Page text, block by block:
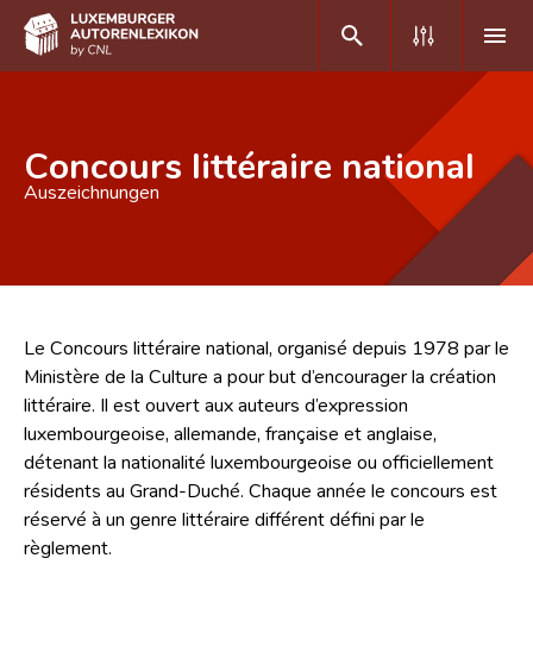
Häufige Fragen und Antworten
CNL
Forschungsgruppe
Kontakt
Concours littéraire national
Auszeichnungen
Le Concours littéraire national, organisé depuis 1978 par le
Ministère de la Culture a pour but d’encourager la création
littéraire. Il est ouvert aux auteurs d’expression
luxembourgeoise, allemande, française et anglaise,
détenant la nationalité luxembourgeoise ou officiellement
résidents au Grand-Duché. Chaque année le concours est
réservé à un genre littéraire différent défini par le
règlement.